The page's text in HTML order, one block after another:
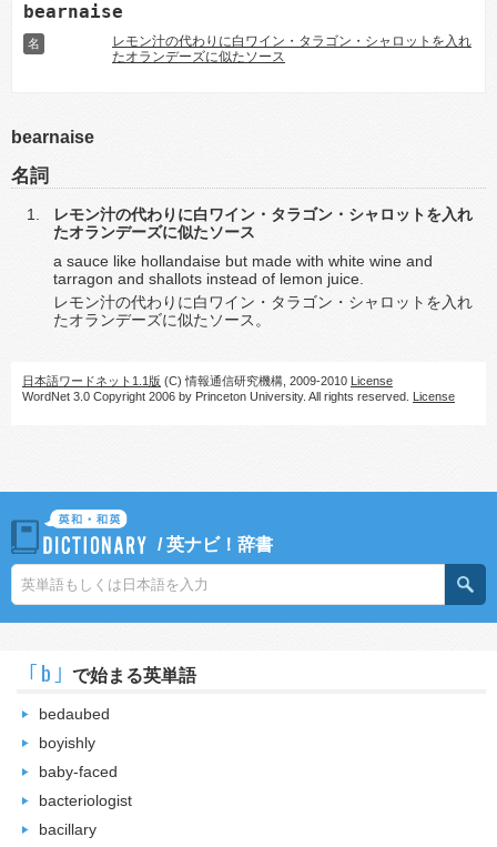
bearnaise
名
レモン汁の代わりに白ワイン・タラゴン・シャロットを入れ
たオランデーズに似たソース
bearnaise
名詞
レモン汁の代わりに白ワイン・タラゴン・シャロットを入れ
たオランデーズに似たソース
a sauce like hollandaise but made with white wine and
tarragon and shallots instead of lemon juice.
レモン汁の代わりに白ワイン・タラゴン・シャロットを入れ
たオランデーズに似たソース。
日本語ワードネット1.1版 (C) 情報通信研究機構, 2009-2010 License
WordNet 3.0 Copyright 2006 by Princeton University. All rights reserved. License
/英ナビ！辞書
｢b｣ で始まる英単語
bedaubed
boyishly
baby-faced
bacteriologist
bacillary